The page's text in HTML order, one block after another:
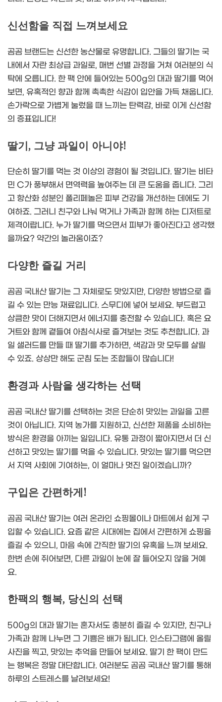
신선함을 직접 느껴보세요
곰곰 브랜드는 신선한 농산물로 유명합니다. 그들의 딸기는 국
내에서 자란 최상급 과일로, 매번 선별 과정을 거쳐 여러분의 식
탁에 오릅니다. 한 팩 안에 들어있는 500g의 대과 딸기를 먹어
보면, 유혹적인 향과 함께 촉촉한 식감이 입안을 가득 채웁니다.
손가락으로 가볍게 눌렀을 때 느끼는 탄력감, 바로 이게 신선함
의 증표입니다!
딸기, 그냥 과일이 아니야!
단순히 딸기를 먹는 것 이상의 경험이 될 것입니다. 딸기는 비타
민 C가 풍부해서 면역력을 높여주는 데 큰 도움을 줍니다. 그리
고 항산화 성분인 폴리페놀은 피부 건강을 개선하는 데에도 기
여하죠. 그러니 친구와 나눠 먹거나 가족과 함께 하는 디저트로
제격이랍니다. 누가 딸기를 먹으면서 피부가 좋아진다고 생각했
을까요? 약간의 놀라움이죠?
다양한 즐길 거리
곰곰 국내산 딸기는 그 자체로도 맛있지만, 다양한 방법으로 즐
길 수 있는 만능 재료입니다. 스무디에 넣어 보세요. 부드럽고
상큼한 맛이 더해지면서 에너지를 충전할 수 있습니다. 혹은 요
거트와 함께 곁들여 아침식사로 즐겨보는 것도 추천합니다. 과
일 샐러드를 만들 때 딸기를 추가하면, 색감과 맛 모두를 살릴
수 있죠. 상상만 해도 군침 도는 조합들이 많습니다!
환경과 사람을 생각하는 선택
곰곰 국내산 딸기를 선택하는 것은 단순히 맛있는 과일을 고른
것이 아닙니다. 지역 농가를 지원하고, 신선한 제품을 소비하는
방식은 환경을 아끼는 일입니다. 유통 과정이 짧아지면서 더 신
선하고 맛있는 딸기를 먹을 수 있습니다. 맛있는 딸기를 먹으면
서 지역 사회에 기여하는, 이 얼마나 멋진 일이겠습니까?
구입은 간편하게!
곰곰 국내산 딸기는 여러 온라인 쇼핑몰이나 마트에서 쉽게 구
입할 수 있습니다. 요즘 같은 시대에는 집에서 간편하게 쇼핑을
즐길 수 있으니, 마음 속에 간직한 딸기의 유혹을 느껴 보세요.
한번 손에 쥐어보면, 다른 과일이 눈에 잘 들어오지 않을 거예
요.
한팩의 행복, 당신의 선택
500g의 대과 딸기는 혼자서도 충분히 즐길 수 있지만, 친구나
가족과 함께 나누면 그 기쁨은 배가 됩니다. 인스타그램에 올릴
사진을 찍고, 맛있는 추억을 만들어 보세요. 딸기 한 팩이 만드
는 행복은 정말 대단합니다. 여러분도 곰곰 국내산 딸기를 통해
하루의 스트레스를 날려보세요!